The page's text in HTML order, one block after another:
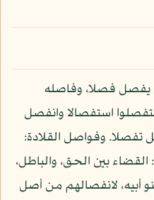
يفصل فصلا، وفاصله
استفصالا وانفصل
تفصلا. وفواصل القلادة:
بين الحق، والباطل،
أبيه، لانفصالهم من أصل